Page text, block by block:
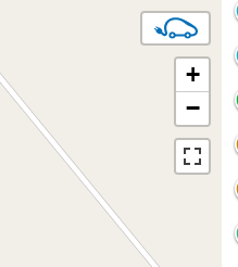
+
−